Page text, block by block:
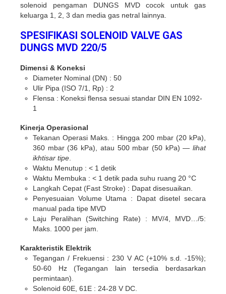
solenoid pengaman DUNGS MVD cocok untuk gas
keluarga 1, 2, 3 dan media gas netral lainnya.
SPESIFIKASI SOLENOID VALVE GAS
DUNGS MVD 220/5
Dimensi & Koneksi
Diameter Nominal (DN) : 50
Ulir Pipa (ISO 7/1, Rp) : 2
Flensa : Koneksi flensa sesuai standar DIN EN 1092-
1
Kinerja Operasional
Tekanan Operasi Maks. : Hingga 200 mbar (20 kPa),
360 mbar (36 kPa), atau 500 mbar (50 kPa) — lihat
ikhtisar tipe.
Waktu Menutup : < 1 detik
Waktu Membuka : < 1 detik pada suhu ruang 20 °C
Langkah Cepat (Fast Stroke) : Dapat disesuaikan.
Penyesuaian Volume Utama : Dapat disetel secara
manual pada tipe MVD
Laju Peralihan (Switching Rate) : MV/4, MVD…/5:
Maks. 1000 per jam.
Karakteristik Elektrik
Tegangan / Frekuensi : 230 V AC (+10% s.d. -15%);
50-60 Hz (Tegangan lain tersedia berdasarkan
permintaan).
Solenoid 60E, 61E : 24-28 V DC.